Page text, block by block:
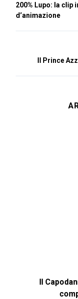
200% Lupo: la clip
d’animazione
Il Prince
Il